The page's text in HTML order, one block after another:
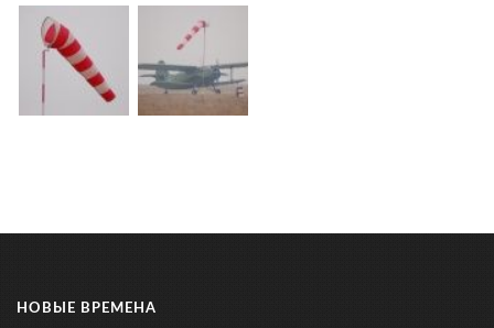
НОВЫЕ ВРЕМЕНА